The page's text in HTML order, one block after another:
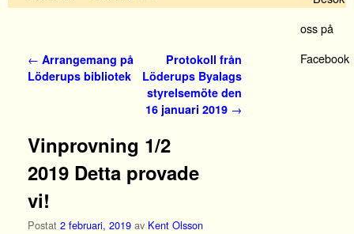
Inläggsnavigering
← Arrangemang på
Löderups bibliotek
Protokoll från
Löderups Byalags
styrelsemöte den
16 januari 2019 →
Vinprovning 1/2
2019 Detta provade
vi!
Postat 2 februari, 2019 av Kent Olsson